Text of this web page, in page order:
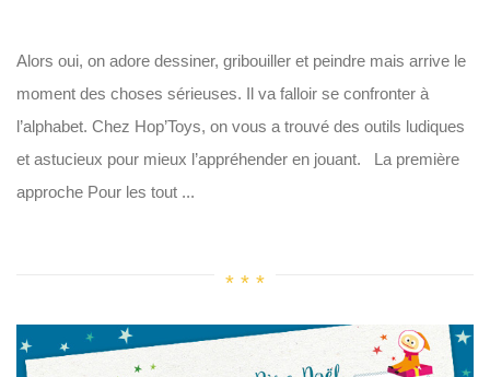
Alors oui, on adore dessiner, gribouiller et peindre mais arrive le
moment des choses sérieuses. Il va falloir se confronter à
l’alphabet. Chez Hop’Toys, on vous a trouvé des outils ludiques
et astucieux pour mieux l’appréhender en jouant. La première
approche Pour les tout ...